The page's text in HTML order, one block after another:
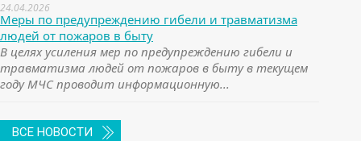
24.04.2026
Меры по предупреждению гибели и травматизма
людей от пожаров в быту
В целях усиления мер по предупреждению гибели и
травматизма людей от пожаров в быту в текущем
году МЧС проводит информационную...
ВСЕ НОВОСТИ